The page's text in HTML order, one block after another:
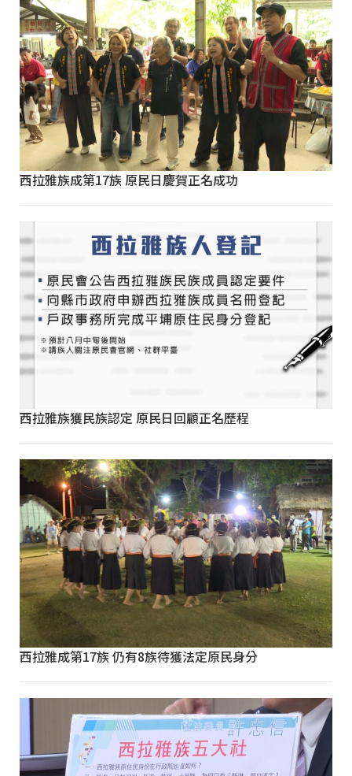
西拉雅族成第17族 原民日慶賀正名成功
西拉雅族獲民族認定 原民日回顧正名歷程
西拉雅成第17族 仍有8族待獲法定原民身分